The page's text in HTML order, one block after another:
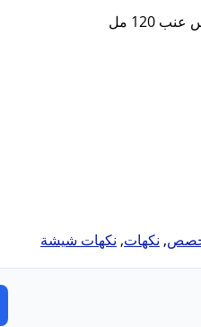
120 مل
, نكهات, نكهات شيشة